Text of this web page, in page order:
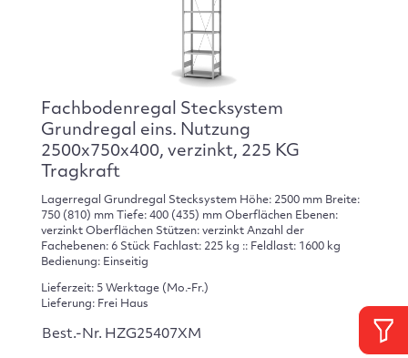
Fachbodenregal Stecksystem
Grundregal eins. Nutzung
2500x750x400, verzinkt, 225 KG
Tragkraft
Lagerregal Grundregal Stecksystem Höhe: 2500 mm Breite:
750 (810) mm Tiefe: 400 (435) mm Oberflächen Ebenen:
verzinkt Oberflächen Stützen: verzinkt Anzahl der
Fachebenen: 6 Stück Fachlast: 225 kg :: Feldlast: 1600 kg
Bedienung: Einseitig
Lieferzeit: 5 Werktage (Mo.-Fr.)
Lieferung: Frei Haus
Best.-Nr. HZG25407XM